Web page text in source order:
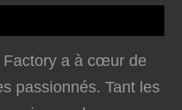
Factory a à cœur de
passionnés. Tant les